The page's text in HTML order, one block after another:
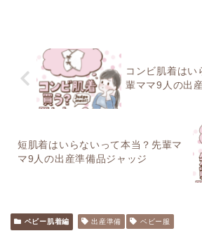
コンビ肌着はい
輩ママ9人の出
短肌着はいらないって本当？先輩マ
マ9人の出産準備品ジャッジ
ベビー肌着編 出産準備 ベビー服